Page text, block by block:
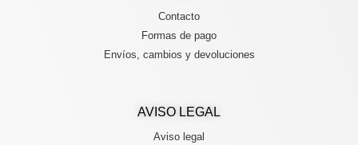
AVISO LEGAL
Aviso legal
Contacto
Formas de pago
Envíos, cambios y devoluciones